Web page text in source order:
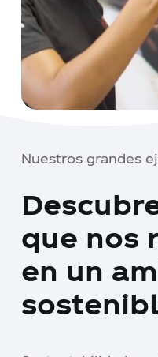
Nuestros grandes
que nos
en un